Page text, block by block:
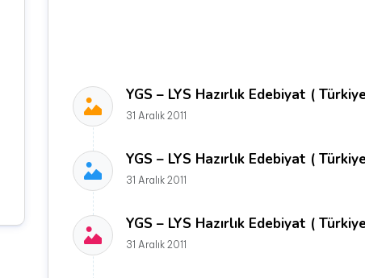
YGS – LYS Hazırlık Edebiyat (
31 Aralık 2011
YGS – LYS Hazırlık Edebiyat (
31 Aralık 2011
YGS – LYS Hazırlık Edebiyat (
31 Aralık 2011